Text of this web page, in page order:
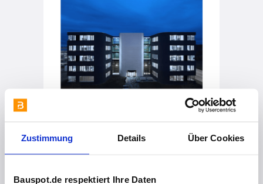
Zustimmung Details Über Cookies
Bauspot.de respektiert Ihre Daten